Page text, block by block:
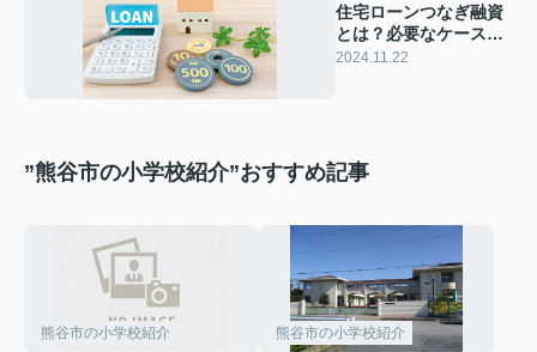
住宅ローンつなぎ融資
とは？必要なケースと
注意点を解説
2024.11.22
”熊谷市の小学校紹介”おすすめ記事
熊谷市の小学校紹介 熊谷市の小学校紹介